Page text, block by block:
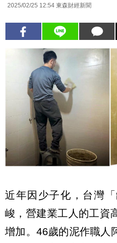
2025/02/25 12:54 東森財經新聞
近年因少子化，台灣
峻，營建業工人的工資
增加。46歲的泥作職人